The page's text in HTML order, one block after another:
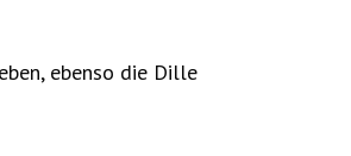
ebenso die Dille